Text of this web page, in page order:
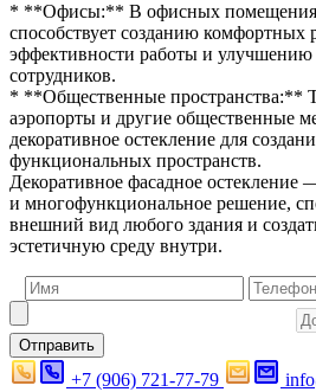
* **Офисы:** В офисных помещениях
способствует созданию
эффективности работы и улучшению
сотрудников.
* **Общественные пространства:**
аэропорты и другие общественные
декоративное остекление для
функциональных пространств.
Декоративное фасадное остекление
и многофункциональное решение,
внешний вид любого здания и
эстетичную среду внутри.
Отправить
+7 (906) 721-77-79